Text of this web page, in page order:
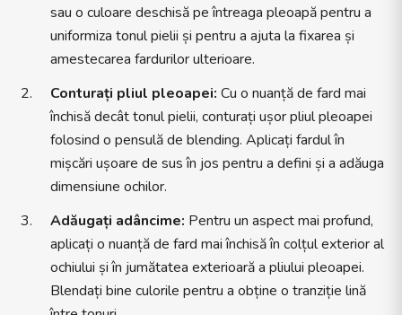
sau o culoare deschisă pe întreaga pleoapă pentru a
uniformiza tonul pielii și pentru a ajuta la fixarea și
amestecarea fardurilor ulterioare.
Conturați pliul pleoapei: Cu o nuanță de fard mai
închisă decât tonul pielii, conturați ușor pliul pleoapei
folosind o pensulă de blending. Aplicați fardul în
mișcări ușoare de sus în jos pentru a defini și a adăuga
dimensiune ochilor.
Adăugați adâncime: Pentru un aspect mai profund,
aplicați o nuanță de fard mai închisă în colțul exterior al
ochiului și în jumătatea exterioară a pliului pleoapei.
Blendați bine culorile pentru a obține o tranziție lină